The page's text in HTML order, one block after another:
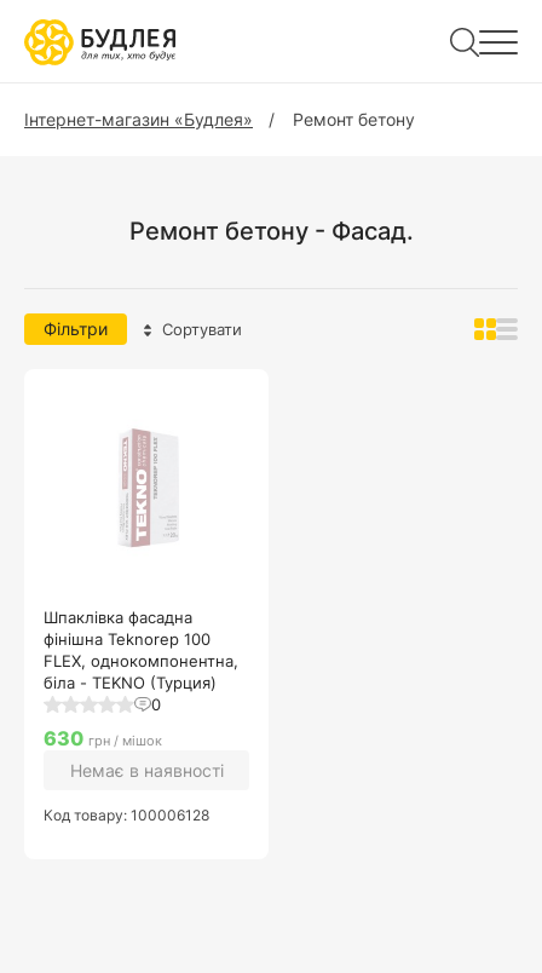
Інтернет-магазин «Будлея» Ремонт бетону
Ремонт бетону - Фасад.
Фільтри Сортувати
Шпаклівка фасадна
фінішна Teknorep 100
FLEX, однокомпонентна,
біла - TEKNO (Турция)
0
630 грн / мішок
Немає в наявності
Код товару: 100006128